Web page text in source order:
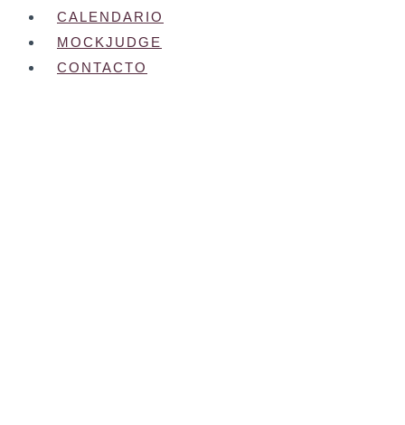
CALENDARIO
MOCKJUDGE
CONTACTO